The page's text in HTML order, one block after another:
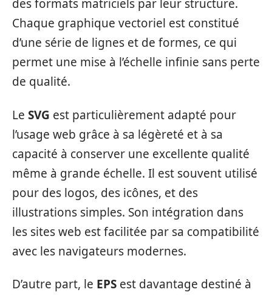
des formats matriciels par leur structure.
Chaque graphique vectoriel est constitué
d’une série de lignes et de formes, ce qui
permet une mise à l’échelle infinie sans perte
de qualité.
Le SVG est particulièrement adapté pour
l’usage web grâce à sa légèreté et à sa
capacité à conserver une excellente qualité
même à grande échelle. Il est souvent utilisé
pour des logos, des icônes, et des
illustrations simples. Son intégration dans
les sites web est facilitée par sa compatibilité
avec les navigateurs modernes.
D’autre part, le EPS est davantage destiné à